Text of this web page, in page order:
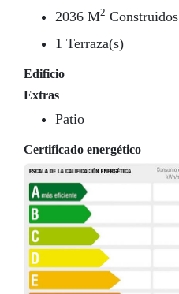
2036 M2 Construidos
1 Terraza(s)
Edificio
Extras
Patio
Certificado energético